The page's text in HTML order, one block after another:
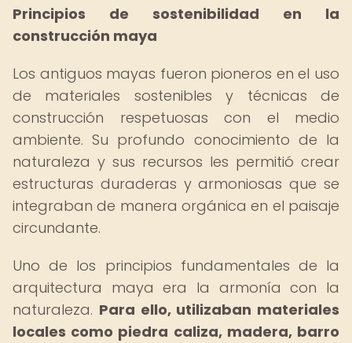
Principios de sostenibilidad en la
construcción maya
Los antiguos mayas fueron pioneros en el uso
de materiales sostenibles y técnicas de
construcción respetuosas con el medio
ambiente. Su profundo conocimiento de la
naturaleza y sus recursos les permitió crear
estructuras duraderas y armoniosas que se
integraban de manera orgánica en el paisaje
circundante.
Uno de los principios fundamentales de la
arquitectura maya era la armonía con la
naturaleza. Para ello, utilizaban materiales
locales como piedra caliza, madera, barro